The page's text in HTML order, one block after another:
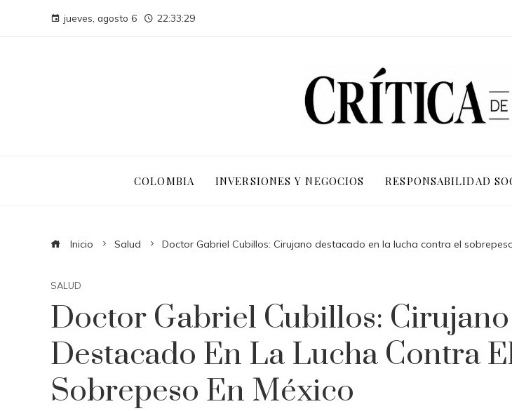
jueves, agosto 6 22:33:30
COLOMBIA INVERSIONES Y NEGOCIOS RESPONSABILIDAD
Inicio Salud Doctor Gabriel Cubillos: Cirujano destacado en la lucha contra el
SALUD
Doctor Gabriel Cubillos: Cirujano
Destacado En La Lucha Contra
Sobrepeso En México